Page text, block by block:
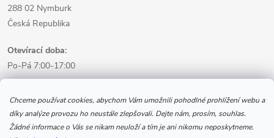
Chceme používat cookies, abychom Vám umožnili pohodlné prohlížení webu a
díky analýze provozu ho neustále zlepšovali. Dejte nám, prosím, souhlas.
Žádné informace o Vás se nikam neuloží a tím je ani nikomu neposkytneme.
288 02 Nymburk
Česká Republika
Otevírací doba:
Po-Pá 7:00-17:00
Informace pro nákup